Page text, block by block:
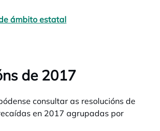
ámbito estatal
de 2017
consultar as resolucións de
en 2017 agrupadas por